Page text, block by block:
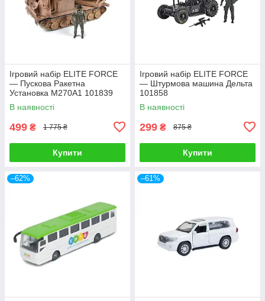
Ігровий набір ELITE FORCE
— Пускова Ракетна
Установка M270A1 101839
В наявності
499 ₴ 1 775 ₴
Купити
Ігровий набір ELITE FORCE
— Штурмова машина Дельта
101858
В наявності
299 ₴ 875 ₴
Купити
–62% –61%